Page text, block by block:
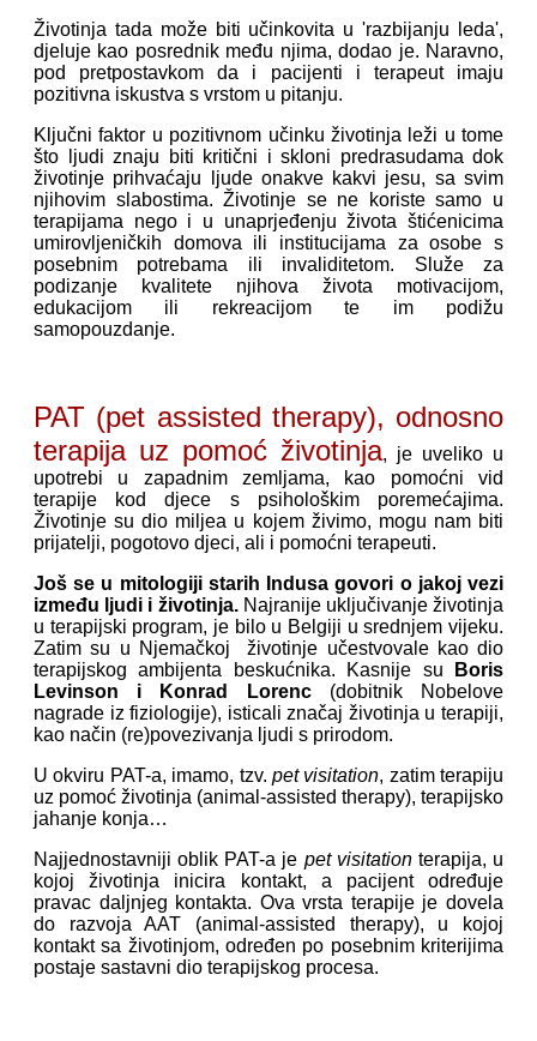
Životinja tada može biti učinkovita u 'razbijanju leda',
djeluje kao posrednik među njima, dodao je. Naravno,
pod pretpostavkom da i pacijenti i terapeut imaju
pozitivna iskustva s vrstom u pitanju.
Ključni faktor u pozitivnom učinku životinja leži u tome
što ljudi znaju biti kritični i skloni predrasudama dok
životinje prihvaćaju ljude onakve kakvi jesu, sa svim
njihovim slabostima. Životinje se ne koriste samo u
terapijama nego i u unaprjeđenju života štićenicima
umirovljeničkih domova ili institucijama za osobe s
posebnim potrebama ili invaliditetom. Služe za
podizanje kvalitete njihova života motivacijom,
edukacijom ili rekreacijom te im podižu
samopouzdanje.
PAT (pet assisted therapy), odnosno
terapija uz pomoć životinja, je uveliko u
upotrebi u zapadnim zemljama, kao pomoćni vid
terapije kod djece s psihološkim poremećajima.
Životinje su dio miljea u kojem živimo, mogu nam biti
prijatelji, pogotovo djeci, ali i pomoćni terapeuti.
Još se u mitologiji starih Indusa govori o jakoj vezi
između ljudi i životinja.Najranije uključivanje životinja
u terapijski program, je bilo u Belgiji u srednjem vijeku.
Zatim su u Njemačkoj životinje učestvovale kao dio
terapijskog ambijenta beskućnika. Kasnije su
Boris
Levinson i Konrad Lorenc(dobitnik Nobelove
nagrade iz fiziologije), isticali značaj životinja u terapiji,
kao način (re)povezivanja ljudi s prirodom.
U okviru PAT-a, imamo, tzv. pet visitation, zatim terapiju
uz pomoć životinja (animal-assisted therapy), terapijsko
jahanje konja…
Najjednostavniji oblik PAT-a je pet visitationterapija, u
kojoj životinja inicira kontakt, a pacijent određuje
pravac daljnjeg kontakta. Ova vrsta terapije je dovela
do razvoja AAT (animal-assisted therapy), u kojoj
kontakt sa životinjom, određen po posebnim kriterijima
postaje sastavni dio terapijskog procesa.